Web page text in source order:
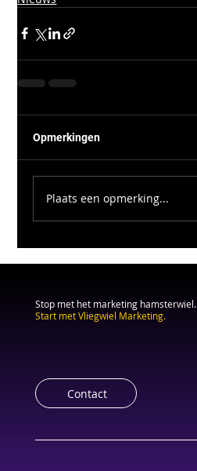
Opmerkingen
Plaats een opmerking...
Stop met het marketing hamsterwiel.
Start met Vliegwiel Marketing.
Contact